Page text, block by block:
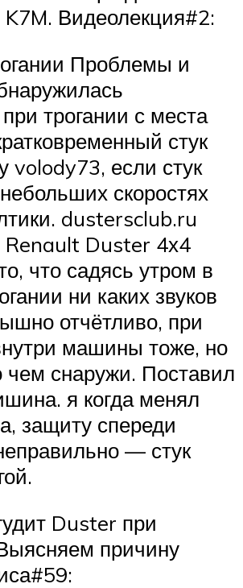
K7M. Видеолекция#2:
Проблемы и
трогании с места
стук
volody73, если стук
скоростях
dustersclub.ru
Renault Duster 4х4
что садясь утром в
ни каких звуков
отчётливо, при
машины тоже, но
чем снаружи. Поставил
я когда менял
защиту спереди
— стук
Duster при
причину